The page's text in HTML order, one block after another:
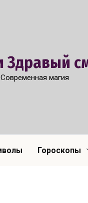
Здравый
магия
Гороскопы